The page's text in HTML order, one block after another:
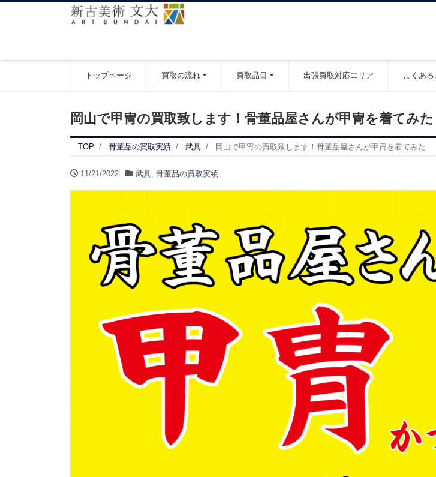
トップページ 買取の流れ 買取品目 出張買取対応エリア よくある
岡山で甲冑の買取致します！骨董品屋さんが甲冑を着てみた
TOP 骨董品の買取実績 武具 岡山で甲冑の買取致します！骨董品屋さんが甲冑を着てみた
11/21/2022 武具, 骨董品の買取実績